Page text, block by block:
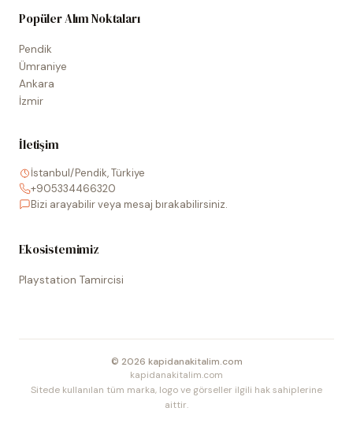
Popüler Alım Noktaları
Pendik
Ümraniye
Ankara
İzmir
İletişim
İstanbul/Pendik, Türkiye
+905334466320
Bizi arayabilir veya mesaj bırakabilirsiniz.
Ekosistemimiz
Playstation Tamircisi
© 2026 kapidanakitalim.com
kapidanakitalim.com
Sitede kullanılan tüm marka, logo ve görseller ilgili hak sahiplerine
aittir.